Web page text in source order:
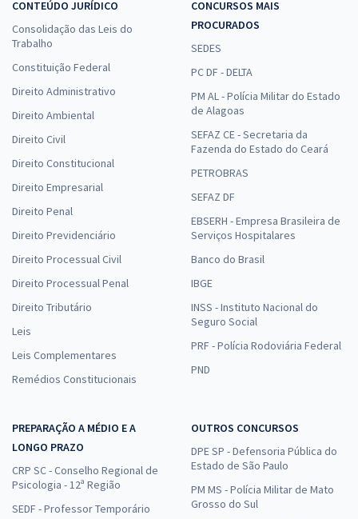
CONTEÚDO JURÍDICO
Consolidação das Leis do
Trabalho
Constituição Federal
Direito Administrativo
Direito Ambiental
Direito Civil
Direito Constitucional
Direito Empresarial
Direito Penal
Direito Previdenciário
Direito Processual Civil
Direito Processual Penal
Direito Tributário
Leis
Leis Complementares
Remédios Constitucionais
CONCURSOS MAIS
PROCURADOS
SEDES
PC DF - DELTA
PM AL - Polícia Militar do Estado
de Alagoas
SEFAZ CE - Secretaria da
Fazenda do Estado do Ceará
PETROBRAS
SEFAZ DF
EBSERH - Empresa Brasileira de
Serviços Hospitalares
Banco do Brasil
IBGE
INSS - Instituto Nacional do
Seguro Social
PRF - Polícia Rodoviária Federal
PND
PREPARAÇÃO A MÉDIO E A
LONGO PRAZO
CRP SC - Conselho Regional de
Psicologia - 12ª Região
SEDF - Professor Temporário
OUTROS CONCURSOS
DPE SP - Defensoria Pública do
Estado de São Paulo
PM MS - Polícia Militar de Mato
Grosso do Sul